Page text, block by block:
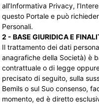
all’Informativa Privacy,
questo Portale e può
Personali.
2 - BASE GIURIDICA E
Il trattamento dei dati
anagrafiche della Società) è
contrattuale o di legge
precisato di seguito, sulla
Bemils o sul Suo consenso,
momento, ed è diretto